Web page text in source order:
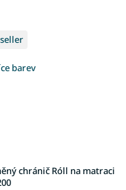
barev
chránič Róll na matraci